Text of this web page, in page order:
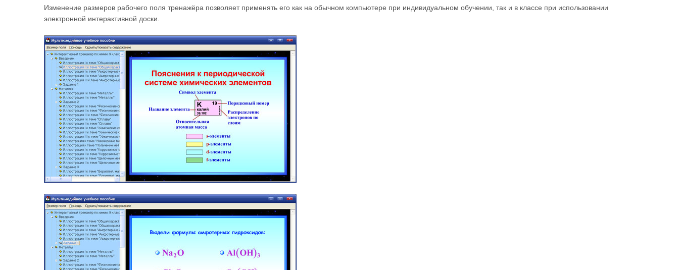
Изменение размеров рабочего поля тренажёра позволяет применять его как на обычном компьютере при индивидуальном обучении, так и в классе при использовании
электронной интерактивной доски.